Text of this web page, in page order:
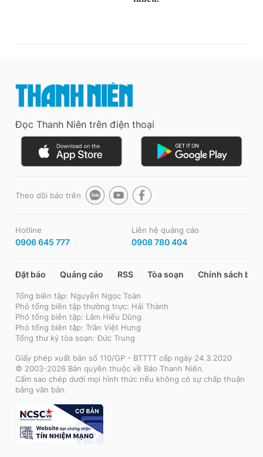
Đọc Thanh Niên trên điện thoại
Theo dõi báo trên
Hotline
0906 645 777
Liên hệ quảng cáo
0908 780 404
Đặt báo Quảng cáo RSS Tòa soạn Chính sách bảo
Tổng biên tập: Nguyễn Ngọc Toàn
Phó tổng biên tập thường trực: Hải Thành
Phó tổng biên tập: Lâm Hiếu Dũng
Phó tổng biên tập: Trần Việt Hưng
Tổng thư ký tòa soạn: Đức Trung
Giấy phép xuất bản số 110/GP - BTTTT cấp ngày 24.3.2020
© 2003-2026 Bản quyền thuộc về Báo Thanh Niên.
Cấm sao chép dưới mọi hình thức nếu không có sự chấp thuận
bằng văn bản.